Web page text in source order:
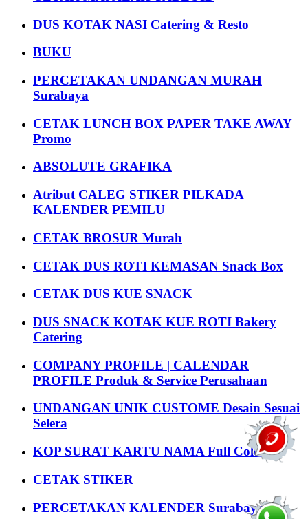
DUS KOTAK NASI Catering & Resto
BUKU
PERCETAKAN UNDANGAN MURAH
Surabaya
CETAK LUNCH BOX PAPER TAKE AWAY
Promo
ABSOLUTE GRAFIKA
Atribut CALEG STIKER PILKADA
KALENDER PEMILU
CETAK BROSUR Murah
CETAK DUS ROTI KEMASAN Snack Box
CETAK DUS KUE SNACK
DUS SNACK KOTAK KUE ROTI Bakery
Catering
COMPANY PROFILE | CALENDAR
PROFILE Produk & Service Perusahaan
UNDANGAN UNIK CUSTOME Desain Sesuai
Selera
KOP SURAT KARTU NAMA Full Colour
CETAK STIKER
PERCETAKAN KALENDER Surabaya